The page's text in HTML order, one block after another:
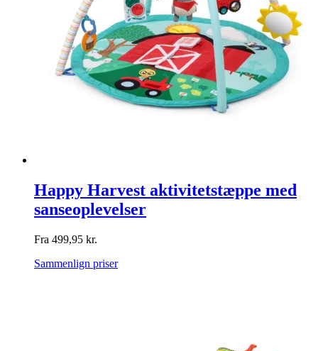
Happy Harvest aktivitetstæppe med
sanseoplevelser
Fra 499,95 kr.
Sammenlign priser